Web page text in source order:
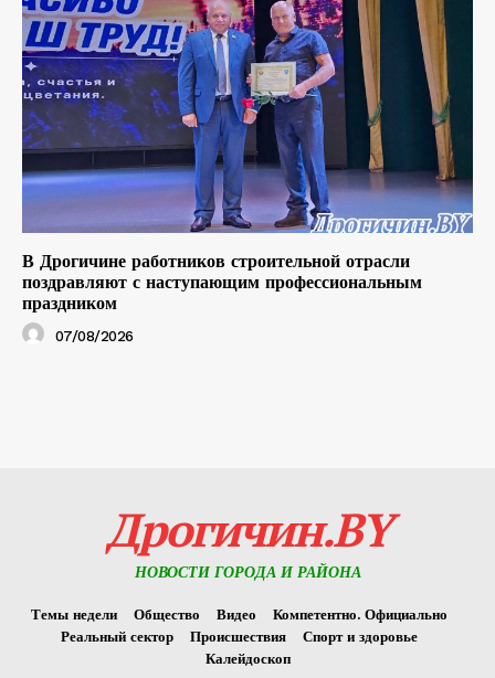
В Дрогичине работников строительной отрасли
поздравляют с наступающим профессиональным
праздником
07/08/2026
Дрогичин.BY
НОВОСТИ ГОРОДА И РАЙОНА
Темы недели Общество Видео
Компетентно. Официально
Реальный сектор
Происшествия
Спорт и здоровье
Калейдоскоп